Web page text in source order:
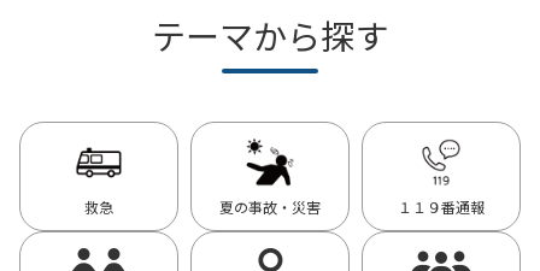
テーマから探す
救急 夏の事故・災害 １１９番通報